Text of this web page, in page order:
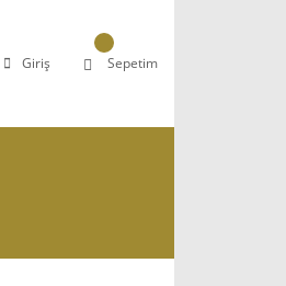
Giriş Sepetim